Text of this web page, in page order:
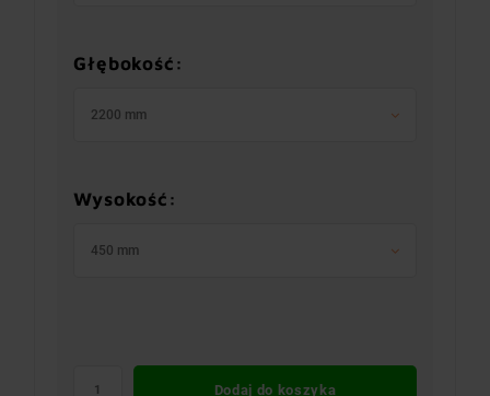
Głębokość:
2200 mm
Wysokość:
450 mm
Dodaj do koszyka